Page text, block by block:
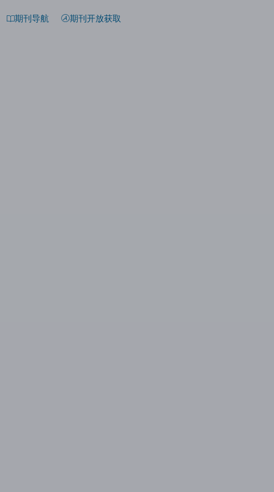
期刊导航 期刊开放获取